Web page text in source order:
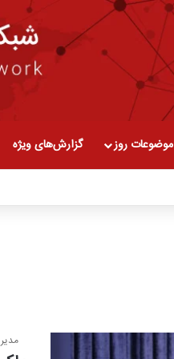
موضوعات روز گزارش‌های ویژه